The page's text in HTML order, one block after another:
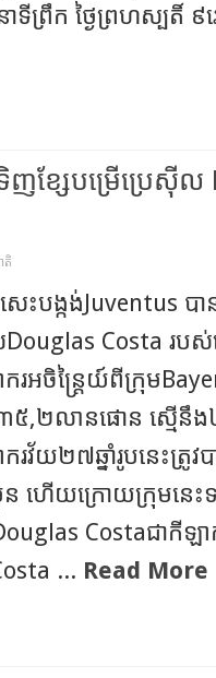
រឹក ថ្ងៃព្រហស្បតិ៍ ៩រោ
ញខ្សែបម្រើប្រេស៊ីល
តិ
េះបង្កង់Juventus បា
Costa របស់
រអចិន្រ្តៃយ៍ពីក្រុម
៣៥,២លានផោន ស្មើនឹ
រវ័យ២៧ឆ្នាំរូបនេះត្រូវ
ហើយក្រោយក្រុមនេះ
Costaជាកីឡាក
... Read More